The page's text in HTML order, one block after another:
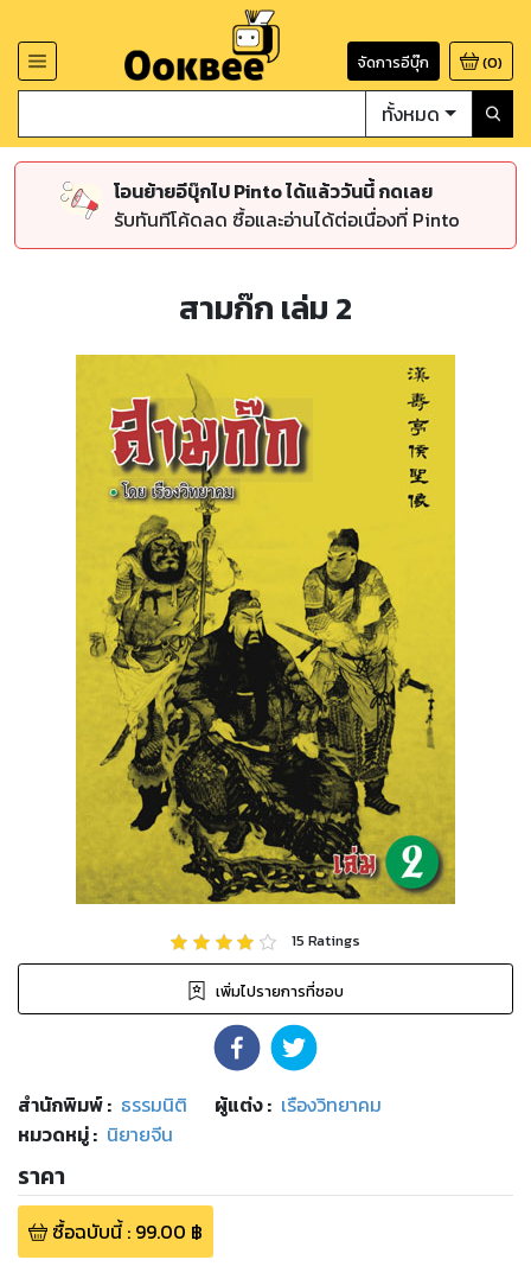
จัดการอีบุ๊ก (0)
ทั้งหมด
โอนย้ายอีบุ๊กไป Pinto ได้แล้ววันนี้ กดเลย
รับทันทีโค้ดลด ซื้อและอ่านได้ต่อเนื่องที่ Pinto
สามก๊ก เล่ม 2
15 Ratings
เพิ่มไปรายการที่ชอบ
สำนักพิมพ์: ธรรมนิติ ผู้แต่ง : เรืองวิทยาคม
หมวดหมู่: นิยายจีน
ราคา
ซื้อฉบับนี้: 99.00 ฿